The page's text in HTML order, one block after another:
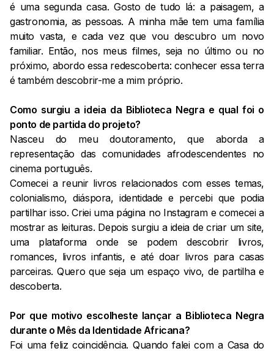
é uma segunda casa. Gosto de tudo lá: a paisagem, a
gastronomia, as pessoas. A minha mãe tem uma família
muito vasta, e cada vez que vou descubro um novo
familiar. Então, nos meus filmes, seja no último ou no
próximo, abordo essa redescoberta: conhecer essa terra
é também descobrir-me a mim próprio.
Como surgiu a ideia da Biblioteca Negra e qual foi o
ponto de partida do projeto?
Nasceu do meu doutoramento, que aborda a
representação das comunidades afrodescendentes no
cinema português.
Comecei a reunir livros relacionados com esses temas,
colonialismo, diáspora, identidade e percebi que podia
partilhar isso. Criei uma página no Instagram e comecei a
mostrar as leituras. Depois surgiu a ideia de criar um site,
uma plataforma onde se podem descobrir livros,
romances, livros infantis, e até doar livros para casas
parceiras. Quero que seja um espaço vivo, de partilha e
descoberta.
Por que motivo escolheste lançar a Biblioteca Negra
durante o Mês da Identidade Africana?
Foi uma feliz coincidência. Quando falei com a Casa do